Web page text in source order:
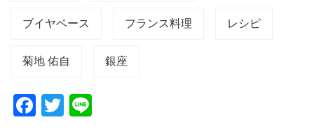
ブイヤベース フランス料理 レシピ
菊地 佑自 銀座
F
T